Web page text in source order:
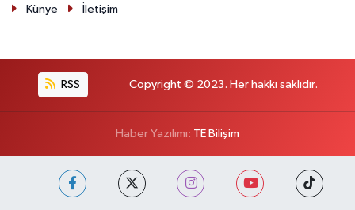
Künye İletişim
RSS Copyright © 2023. Her hakkı saklıdır.
Haber Yazılımı: TE Bilişim